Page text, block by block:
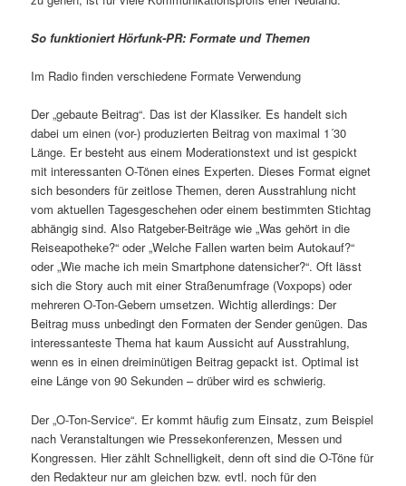
So funktioniert Hörfunk-PR: Formate und Themen
Im Radio finden verschiedene Formate Verwendung
Der „gebaute Beitrag“. Das ist der Klassiker. Es handelt sich
dabei um einen (vor-) produzierten Beitrag von maximal 1´30
Länge. Er besteht aus einem Moderationstext und ist gespickt
mit interessanten O-Tönen eines Experten. Dieses Format eignet
sich besonders für zeitlose Themen, deren Ausstrahlung nicht
vom aktuellen Tages­geschehen oder einem bestimmten Stichtag
abhängig sind. Also Ratgeber-Beiträge wie „Was gehört in die
Reiseapotheke?“ oder „Welche Fallen warten beim Autokauf?“
oder „Wie mache ich mein Smartphone datensicher?“. Oft lässt
sich die Story auch mit einer Straßenumfrage (Voxpops) oder
mehreren O-Ton-Gebern umsetzen. Wichtig allerdings: Der
Beitrag muss unbedingt den Formaten der Sender genügen. Das
interessanteste Thema hat kaum Aussicht auf Ausstrahlung,
wenn es in einen dreiminütigen Beitrag gepackt ist. Optimal ist
eine Länge von 90 Sekunden – drüber wird es schwierig.
Der „O-Ton-Service“. Er kommt häufig zum Einsatz, zum Beispiel
nach Veranstaltungen wie Pressekonferenzen, Messen und
Kongressen. Hier zählt Schnelligkeit, denn oft sind die O-Töne für
den Redakteur nur am gleichen bzw. evtl. noch für den